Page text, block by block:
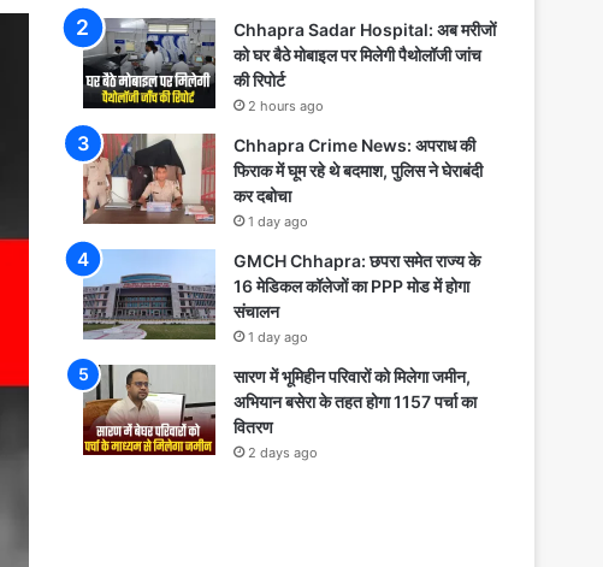
Chhapra Sadar Hospital: अब मरीजों
को घर बैठे मोबाइल पर मिलेगी पैथोलॉजी जांच
की रिपोर्ट
2 hours ago
Chhapra Crime News: अपराध की
फिराक में घूम रहे थे बदमाश, पुलिस ने घेराबंदी
कर दबोचा
1 day ago
GMCH Chhapra: छपरा समेत राज्य के
16 मेडिकल कॉलेजों का PPP मोड में होगा
संचालन
1 day ago
सारण में भूमिहीन परिवारों को मिलेगा जमीन,
अभियान बसेरा के तहत होगा 1157 पर्चा का
वितरण
2 days ago